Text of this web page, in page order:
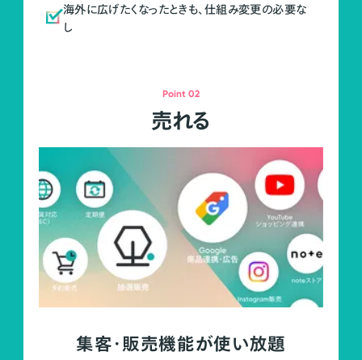
海外に広げたくなったときも、仕組み変更の必要な
し
Point 02
売れる
集客・販売機能が使い放題